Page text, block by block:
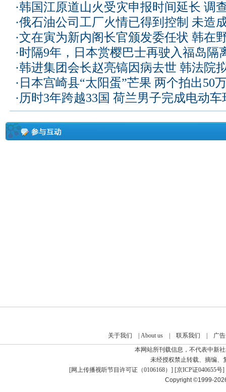
·韩国江原道山火受灾申报时间延长 调
·俄石油公司工厂火情已得到控制 未造
·文在寅为新内阁长官颁发委任状 韩在
·时隔9年，日本赏樱巴士再驶入福岛隔
·韩进集团会长赵亮镐因病去世 韩法院
· 日本宫崎县“太阳蛋”芒果 两个拍出50
·历时3年跨越33国 荷兰男子完成电动车
关于我们 About us| 联系我们
广
本网站所刊载信息，不代表中新
未经授权禁止转载、摘编、
[网上传播视听节目许可证（0106168） ] [京ICP证040655号]
Copyright ©1999-